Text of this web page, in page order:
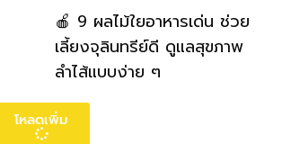
🍎 9 ผลไม้ใยอาหารเด่น ช่วย
เลี้ยงจุลินทรีย์ดี ดูแลสุขภาพ
ลำไส้แบบง่าย ๆ
โหลดเพิ่ม